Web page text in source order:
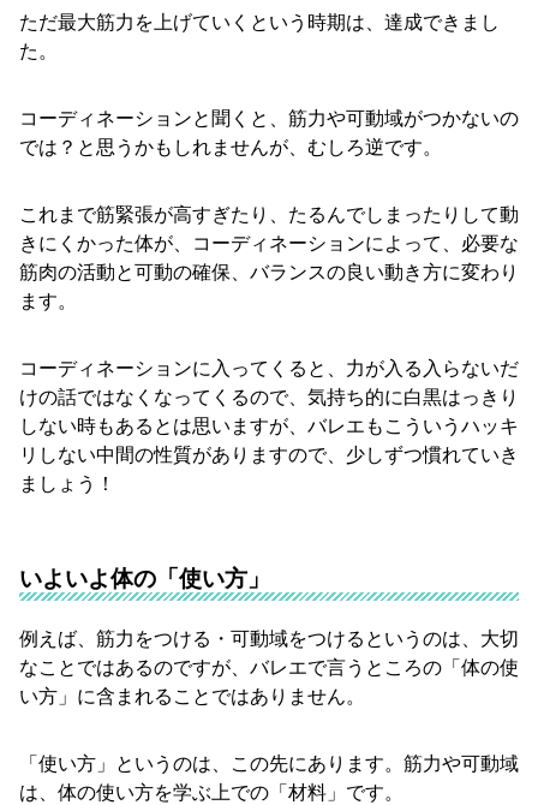
ただ最大筋力を上げていくという時期は、達成できまし
た。
コーディネーションと聞くと、筋力や可動域がつかないの
では？と思うかもしれませんが、むしろ逆です。
これまで筋緊張が高すぎたり、たるんでしまったりして動
きにくかった体が、コーディネーションによって、必要な
筋肉の活動と可動の確保、バランスの良い動き方に変わり
ます。
コーディネーションに入ってくると、力が入る入らないだ
けの話ではなくなってくるので、気持ち的に白黒はっきり
しない時もあるとは思いますが、バレエもこういうハッキ
リしない中間の性質がありますので、少しずつ慣れていき
ましょう！
いよいよ体の「使い方」
例えば、筋力をつける・可動域をつけるというのは、大切
なことではあるのですが、バレエで言うところの「体の使
い方」に含まれることではありません。
「使い方」というのは、この先にあります。筋力や可動域
は、体の使い方を学ぶ上での「材料」です。